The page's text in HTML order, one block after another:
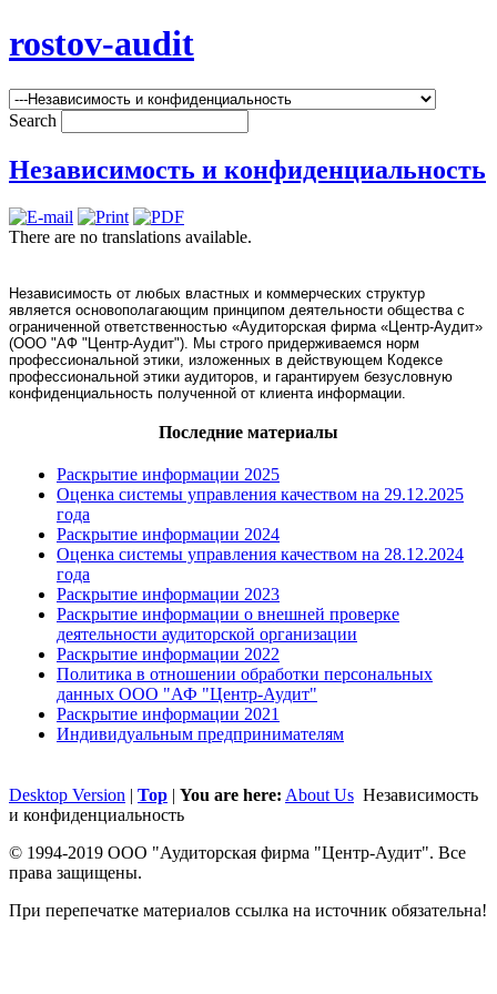
rostov-audit
Search
Независимость и конфиденциальность
There are no translations available.
Независимость от любых властных и коммерческих структур
является основополагающим принципом деятельности общества с
ограниченной ответственностью «Аудиторская фирма «Центр-Аудит»
(ООО "АФ "Центр-Аудит"). Мы строго придерживаемся норм
профессиональной этики, изложенных в действующем Кодексе
профессиональной этики аудиторов, и гарантируем безусловную
конфиденциальность полученной от клиента информации.
Последние материалы
Раскрытие информации 2025
Оценка системы управления качеством на 29.12.2025
года
Раскрытие информации 2024
Оценка системы управления качеством на 28.12.2024
года
Раскрытие информации 2023
Раскрытие информации о внешней проверке
деятельности аудиторской организации
Раскрытие информации 2022
Политика в отношении обработки персональных
данных ООО "АФ "Центр-Аудит"
Раскрытие информации 2021
Индивидуальным предпринимателям
Desktop Version | Top | You are here: About Us Независимость
и конфиденциальность
© 1994-2019 ООО "Аудиторская фирма "Центр-Аудит". Все
права защищены.
При перепечатке материалов ссылка на источник обязательна!